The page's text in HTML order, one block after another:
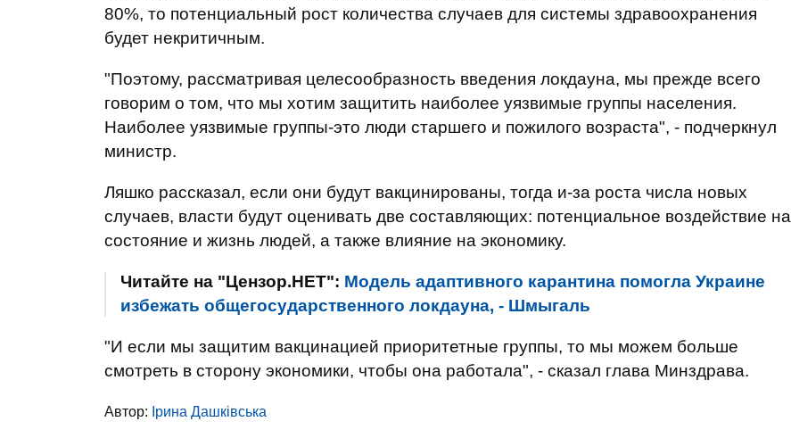
80%, то потенциальный рост количества случаев для системы здравоохранения
будет некритичным.
"Поэтому, рассматривая целесообразность введения локдауна, мы прежде всего
говорим о том, что мы хотим защитить наиболее уязвимые группы населения.
Наиболее уязвимые группы-это люди старшего и пожилого возраста", - подчеркнул
министр.
Ляшко рассказал, если они будут вакцинированы, тогда и-за роста числа новых
случаев, власти будут оценивать две составляющих: потенциальное воздействие на
состояние и жизнь людей, а также влияние на экономику.
Читайте на "Цензор.НЕТ": Модель адаптивного карантина помогла Украине
избежать общегосударственного локдауна, - Шмыгаль
"И если мы защитим вакцинацией приоритетные группы, то мы можем больше
смотреть в сторону экономики, чтобы она работала", - сказал глава Минздрава.
Автор: Ірина Дашківська